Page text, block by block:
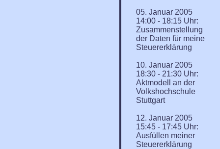
05. Januar 2005
14:00 - 18:15 Uhr:
Zusammenstellung
der Daten für meine
Steuererklärung
10. Januar 2005
18:30 - 21:30 Uhr:
Aktmodell an der
Volkshochschule
Stuttgart
12. Januar 2005
15:45 - 17:45 Uhr:
Ausfüllen meiner
Steuererklärung